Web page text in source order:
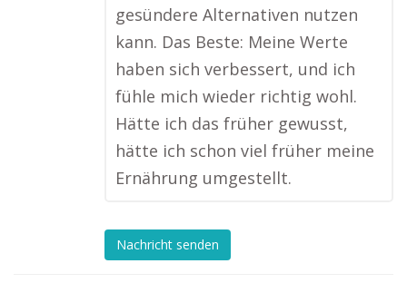
gesündere Alternativen nutzen
kann. Das Beste: Meine Werte
haben sich verbessert, und ich
fühle mich wieder richtig wohl.
Hätte ich das früher gewusst,
hätte ich schon viel früher meine
Ernährung umgestellt.
Nachricht senden